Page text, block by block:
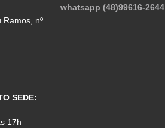
Ramos, nº
SEDE:
17h
whatsapp (48)99616-2644